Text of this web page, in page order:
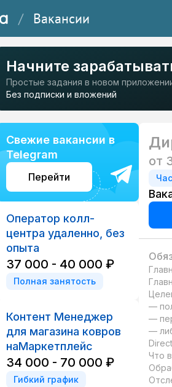
/ Вакансии
Начните
Простые задания в новом
Без подписки и вложений
Свежие вакансии в
Telegram
Перейти
Оператор колл-
центра удаленно, без
опыта
37 000 - 40 000 ₽
Полная занятость
Контент Менеджер
для магазина ковров
наМаркетплейс
34 000 - 70 000 ₽
Гибкий график
от
—
—
—
Что